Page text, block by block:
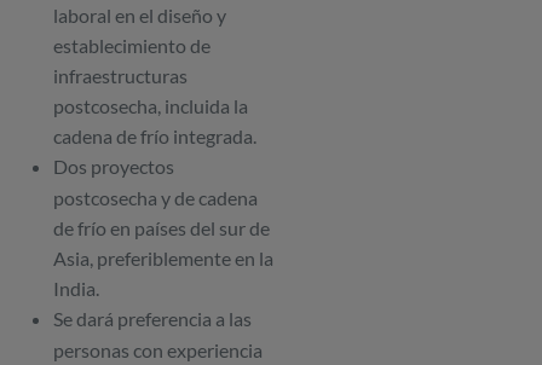
laboral en el diseño y
establecimiento de
infraestructuras
postcosecha, incluida la
cadena de frío integrada.
Dos proyectos
postcosecha y de cadena
de frío en países del sur de
Asia, preferiblemente en la
India.
Se dará preferencia a las
personas con experiencia